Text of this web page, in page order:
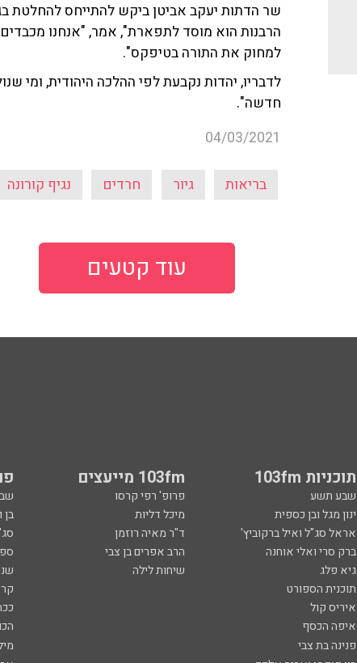
שר הדתות יעקב אביטן ביקש להתייחס להחלטת
הרבנות הוא מוסד לתפארת", אמר, "אנחנו
למחוק את התורה בטיפקס".
לדבריו, יהדות נקבעת לפי ההלכה היהודית, ומי
חדשה".
04/03/2021
בריאות גיור חרדים נגיף קורונה
עוד קטעים
תוכניות 103fm 103fm מייעצים
שבע תשע פרופ' רפי קרסו
ינון מגל ובן כספית
מיכל דליות בן
אראל סג"ל ואיל ברקוביץ'
ד"ר מאיה רוזמן
ברק סרי ואלי אוחנה
הרב אפרים בן צבי
גיא פלג
שיחות לילה
תוכנית הספורט
איריס קול
איפה הכסף
פנינה בת צבי